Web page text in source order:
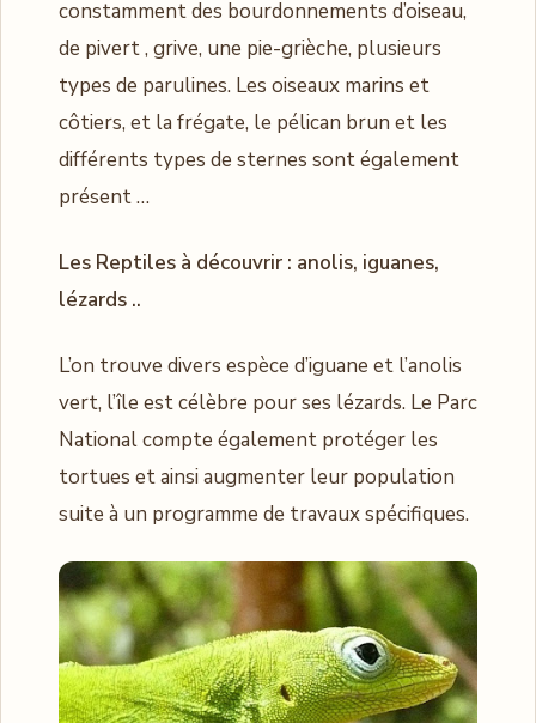
constamment des bourdonnements d’oiseau,
de pivert , grive, une pie-grièche, plusieurs
types de parulines. Les oiseaux marins et
côtiers, et la frégate, le pélican brun et les
différents types de sternes sont également
présent …
Les Reptiles à découvrir : anolis, iguanes,
lézards ..
L’on trouve divers espèce d’iguane et l’anolis
vert, l’île est célèbre pour ses lézards. Le Parc
National compte également protéger les
tortues et ainsi augmenter leur population
suite à un programme de travaux spécifiques.